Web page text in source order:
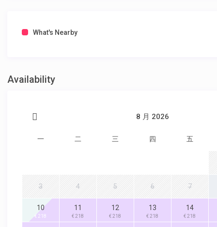
What's Nearby
Availability
8 月 2026
一 二 三 四 五
3 4 5 6 7
10
€ 218
11
€ 218
12
€ 218
13
€ 218
14
€ 218